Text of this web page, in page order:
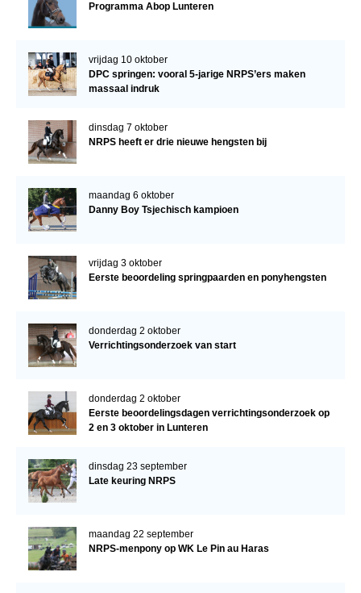
Programma Abop Lunteren
vrijdag 10 oktober
DPC springen: vooral 5-jarige NRPS’ers maken
massaal indruk
dinsdag 7 oktober
NRPS heeft er drie nieuwe hengsten bij
maandag 6 oktober
Danny Boy Tsjechisch kampioen
vrijdag 3 oktober
Eerste beoordeling springpaarden en ponyhengsten
donderdag 2 oktober
Verrichtingsonderzoek van start
donderdag 2 oktober
Eerste beoordelingsdagen verrichtingsonderzoek op
2 en 3 oktober in Lunteren
dinsdag 23 september
Late keuring NRPS
maandag 22 september
NRPS-menpony op WK Le Pin au Haras